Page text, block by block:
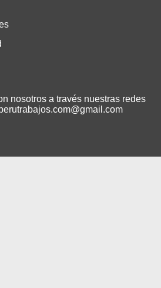
nosotros a través nuestras redes